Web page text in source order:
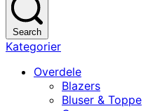
Search
Kategorier
Overdele
Blazers
Bluser & Toppe